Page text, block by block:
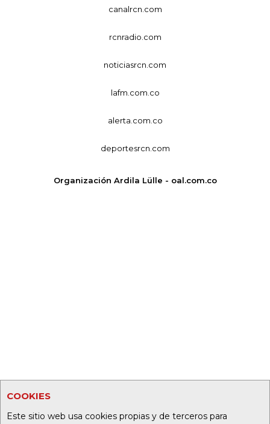
COOKIES
Este sitio web usa cookies propias y de terceros para
canalrcn.com
rcnradio.com
noticiasrcn.com
lafm.com.co
alerta.com.co
deportesrcn.com
Organización Ardila Lülle - oal.com.co